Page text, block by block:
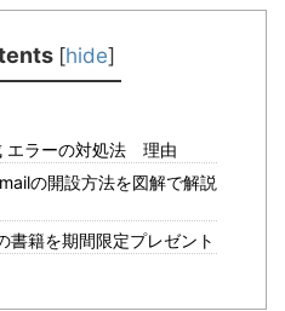
[hide]
エラーの対処法 理由
の開設方法を図解で解説
書籍を期間限定プレゼント